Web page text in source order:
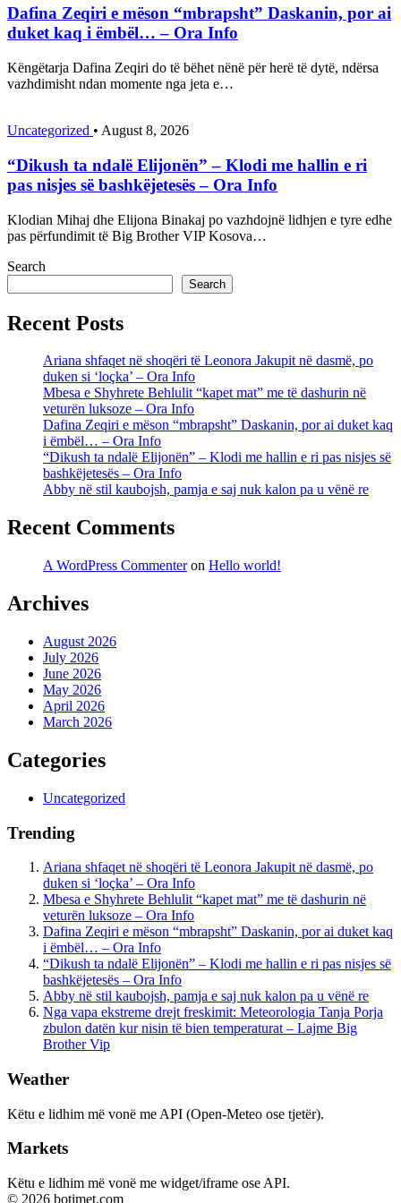
Dafina Zeqiri e mëson “mbrapsht” Daskanin, por ai
duket kaq i ëmbël… – Ora Info
Këngëtarja Dafina Zeqiri do të bëhet nënë për herë të dytë, ndërsa
vazhdimisht ndan momente nga jeta e…
Uncategorized • August 8, 2026
“Dikush ta ndalë Elijonën” – Klodi me hallin e ri
pas nisjes së bashkëjetesës – Ora Info
Klodian Mihaj dhe Elijona Binakaj po vazhdojnë lidhjen e tyre edhe
pas përfundimit të Big Brother VIP Kosova…
Search
Search
Recent Posts
Ariana shfaqet në shoqëri të Leonora Jakupit në dasmë, po
duken si ‘loçka’ – Ora Info
Mbesa e Shyhrete Behlulit “kapet mat” me të dashurin në
veturën luksoze – Ora Info
Dafina Zeqiri e mëson “mbrapsht” Daskanin, por ai duket kaq
i ëmbël… – Ora Info
“Dikush ta ndalë Elijonën” – Klodi me hallin e ri pas nisjes së
bashkëjetesës – Ora Info
Abby në stil kaubojsh, pamja e saj nuk kalon pa u vënë re
Recent Comments
A WordPress Commenteron Hello world!
Archives
August 2026
July 2026
June 2026
May 2026
April 2026
March 2026
Categories
Uncategorized
Trending
Ariana shfaqet në shoqëri të Leonora Jakupit në dasmë, po
duken si ‘loçka’ – Ora Info
Mbesa e Shyhrete Behlulit “kapet mat” me të dashurin në
veturën luksoze – Ora Info
Dafina Zeqiri e mëson “mbrapsht” Daskanin, por ai duket kaq
i ëmbël… – Ora Info
“Dikush ta ndalë Elijonën” – Klodi me hallin e ri pas nisjes së
bashkëjetesës – Ora Info
Abby në stil kaubojsh, pamja e saj nuk kalon pa u vënë re
Nga vapa ekstreme drejt freskimit: Meteorologia Tanja Porja
zbulon datën kur nisin të bien temperaturat – Lajme Big
Brother Vip
Weather
Këtu e lidhim më vonë me API (Open-Meteo ose tjetër).
Markets
Këtu e lidhim më vonë me widget/iframe ose API.
© 2026 botimet.com